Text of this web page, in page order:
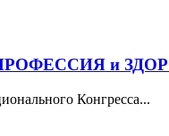
«ПРОФЕССИЯ и
Конгресса...